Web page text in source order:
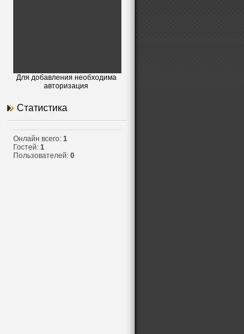
Для добавления необходима
авторизация
Статистика
Онлайн всего: 1
Гостей: 1
Пользователей: 0